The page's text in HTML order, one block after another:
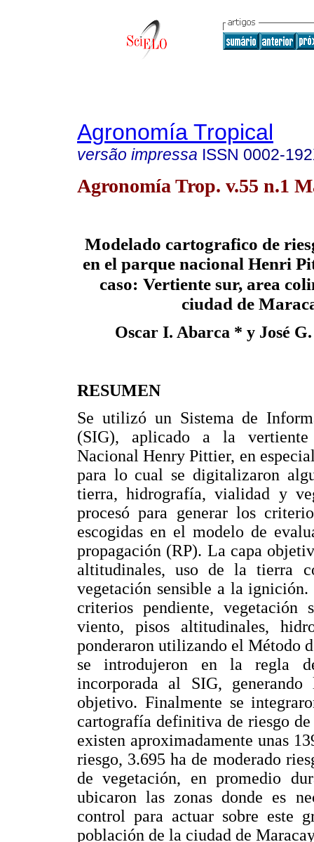
Agronomía Tropical
versão impressa ISSN 0002-
Agronomía Trop. v.55 n.1
Modelado cartografico de
en el parque nacional Henri
caso: Vertiente sur, area
ciudad de
Oscar I. Abarca * y José
RESUMEN
Se utilizó un Sistema de
(SIG), aplicado a la
Nacional Henry Pittier, en
para lo cual se digitalizaron
tierra, hidrografía, vialidad y
procesó para generar los
escogidas en el modelo de
propagación (RP). La capa
altitudinales, uso de la tierra
vegetación sensible a la
criterios pendiente,
viento, pisos altitudinales,
ponderaron utilizando el Método
se introdujeron en la regla
incorporada al SIG,
objetivo. Finalmente se
cartografía definitiva de riesgo
existen aproximadamente unas
riesgo, 3.695 ha de moderado
de vegetación, en promedio
ubicaron las zonas donde es
control para actuar sobre este
población de la ciudad de